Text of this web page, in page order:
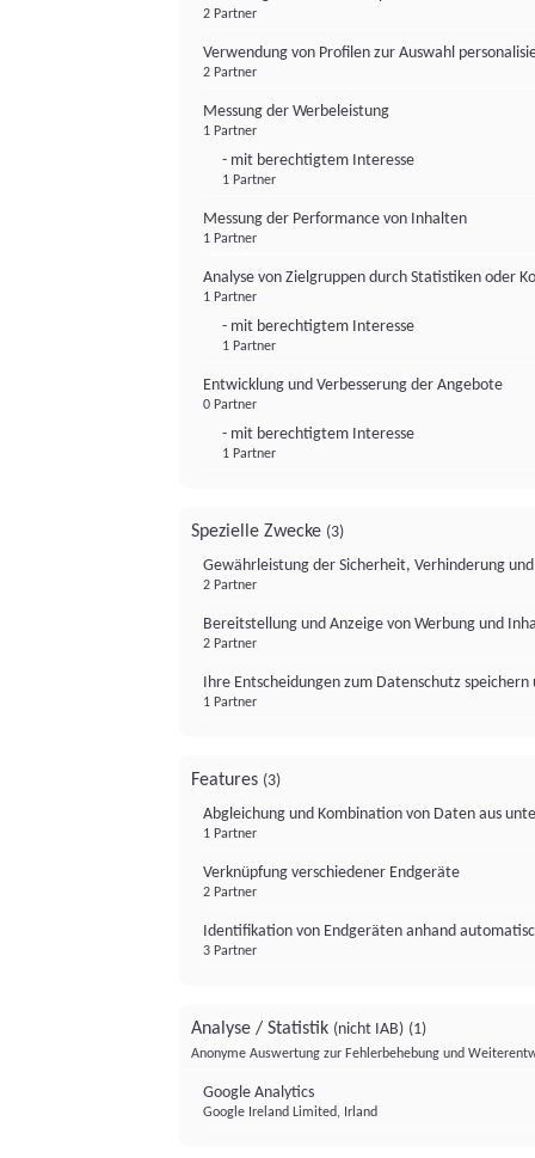
2 Partner
Verwendung von Profilen zur Auswahl
2 Partner
Messung der Werbeleistung
1 Partner
- mit berechtigtem Interesse
1 Partner
Messung der Performance von Inhalten
1 Partner
Analyse von Zielgruppen durch Statistiken oder
1 Partner
- mit berechtigtem Interesse
1 Partner
Entwicklung und Verbesserung der Angebote
0 Partner
- mit berechtigtem Interesse
1 Partner
Spezielle Zwecke (3)
Gewährleistung der Sicherheit, Verhinderung
2 Partner
Bereitstellung und Anzeige von Werbung und
2 Partner
Ihre Entscheidungen zum Datenschutz
1 Partner
Features (3)
Abgleichung und Kombination von Daten aus
1 Partner
Verknüpfung verschiedener Endgeräte
2 Partner
Identifikation von Endgeräten anhand
3 Partner
Analyse / Statistik (nicht IAB) (1)
Anonyme Auswertung zur Fehlerbehebung und
Google Analytics
Google Ireland Limited, Irland